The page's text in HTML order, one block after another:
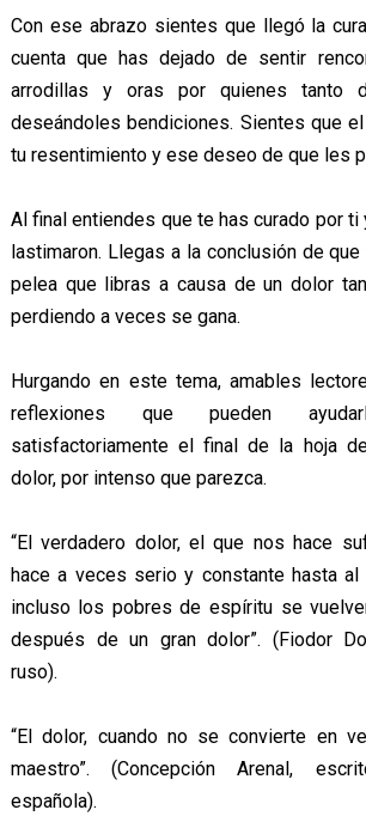
Con ese abrazo sientes que llegó la
cuenta que has dejado de sentir
arrodillas y oras por quienes tanto
deseándoles bendiciones. Sientes que
tu resentimiento y ese deseo de que les
Al final entiendes que te has curado por
lastimaron. Llegas a la conclusión de
pelea que libras a causa de un dolor
perdiendo a veces se gana.
Hurgando en este tema, amables
reflexiones que pueden
satisfactoriamente el final de la hoja
dolor, por intenso que parezca.
“El verdadero dolor, el que nos hace
hace a veces serio y constante hasta al
incluso los pobres de espíritu se
después de un gran dolor”. (Fiodor
ruso).
“El dolor, cuando no se convierte en
maestro”. (Concepción Arenal,
española).